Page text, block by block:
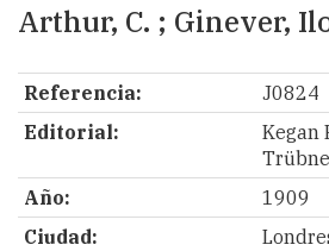
Arthur, C. ; Ginever,
Referencia:
J0824
Editorial:
Kegan
Año:
1909
Ciudad: